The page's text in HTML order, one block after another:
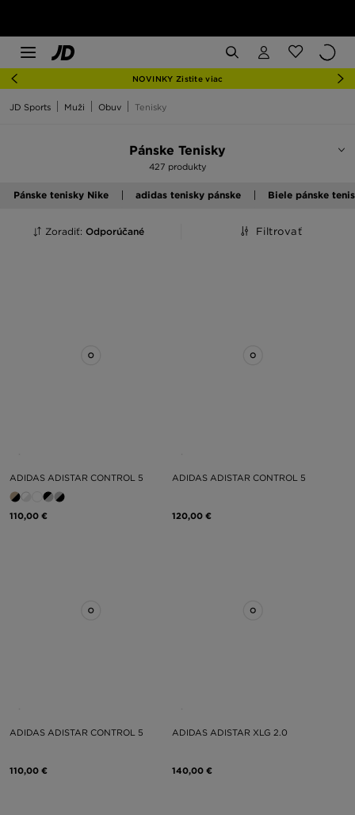
NOVINKY Zistite viac
JD Sports Muži Obuv Tenisky
Pánske Tenisky
427 produkty
Pánske tenisky Nike adidas tenisky pánske Biele pánske
Zoradiť: Odporúčané Filtrovať
ADIDAS ADISTAR CONTROL 5
110,00 €
ADIDAS ADISTAR CONTROL 5
120,00 €
ADIDAS ADISTAR CONTROL 5
110,00 €
ADIDAS ADISTAR XLG 2.0
140,00 €